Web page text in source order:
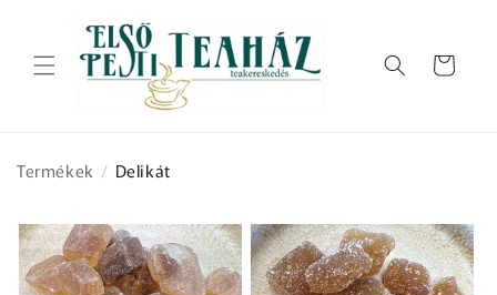
tartalomhoz
Kosár
Termékek / Delikát